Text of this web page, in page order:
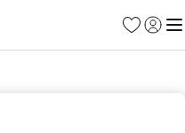
Favoritos
Iniciar